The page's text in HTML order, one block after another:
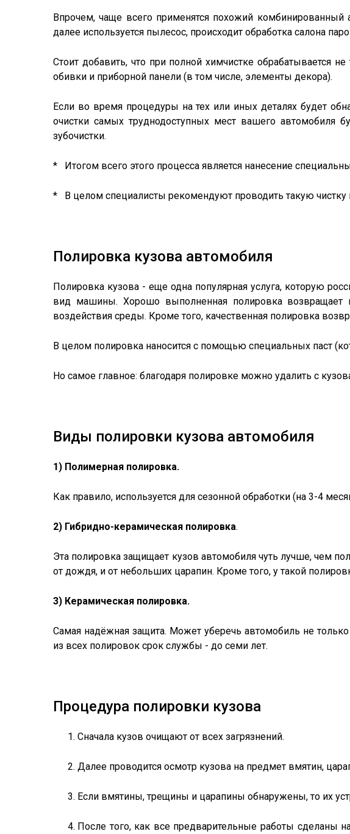
Впрочем, чаще всего применятся похожий комбинированный
далее используется пылесос, происходит обработка салона
Стоит добавить, что при полной химчистке обрабатывается
обивки и приборной панели (в том числе, элементы декора).
Если во время процедуры на тех или иных деталях будет
очистки самых труднодоступных мест вашего автомобиля
зубочистки.
* Итогом всего этого процесса является нанесение
* В целом специалисты рекомендуют проводить такую чистку
Полировка кузова автомобиля
Полировка кузова - еще одна популярная услуга, которую
вид машины. Хорошо выполненная полировка возвращает
воздействия среды. Кроме того, качественная полировка
В целом полировка наносится с помощью специальных паст
Но самое главное: благодаря полировке можно удалить с
Виды полировки кузова автомобиля
1) Полимерная полировка.
Как правило, используется для сезонной обработки (на 3-4
2) Гибридно-керамическая полировка.
Эта полировка защищает кузов автомобиля чуть лучше, чем
от дождя, и от небольших царапин. Кроме того, у такой
3) Керамическая полировка.
Самая надёжная защита. Может уберечь автомобиль не
из всех полировок срок службы - до семи лет.
Процедура полировки кузова
Сначала кузов очищают от всех загрязнений.
Далее проводится осмотр кузова на предмет вмятин,
Если вмятины, трещины и царапины обнаружены, то их
После того, как все предварительные работы сделаны